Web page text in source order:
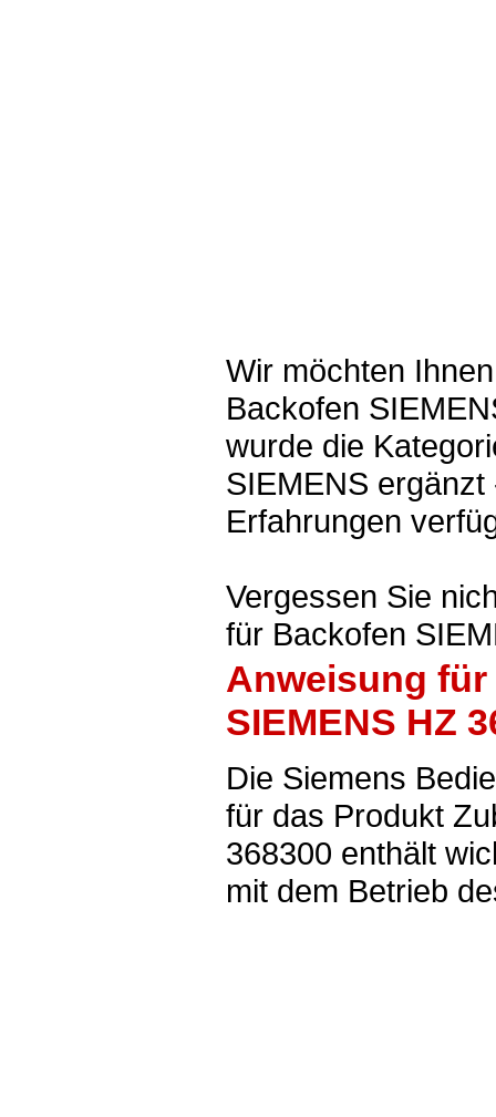
Wir möchten
Backofen
wurde die
SIEMENS
Erfahrungen
Vergessen Sie
für Backofen
Anweisung
SIEMENS HZ
Die Siemens
für das Produkt
368300 enthält
mit dem Betrieb